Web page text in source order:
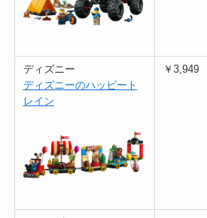
ディズニー
ディズニーのハッピート
レイン
￥3,949